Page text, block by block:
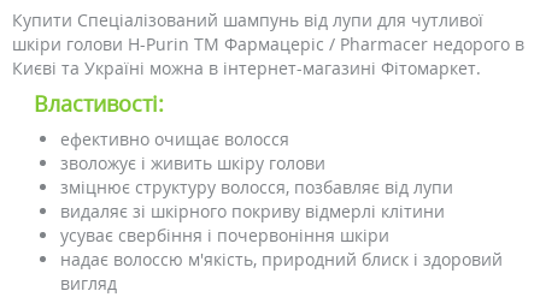
Купити Спеціалізований шампунь від лупи для чутливої ​​
шкіри голови H-Purin ТМ Фармацеріс / Pharmacer недорого в
Києві та Україні можна в інтернет-магазині Фітомаркет.
Властивості:
ефективно очищає волосся
зволожує і живить шкіру голови
зміцнює структуру волосся, позбавляє від лупи
видаляє зі шкірного покриву відмерлі клітини
усуває свербіння і почервоніння шкіри
надає волоссю м'якість, природний блиск і здоровий
вигляд